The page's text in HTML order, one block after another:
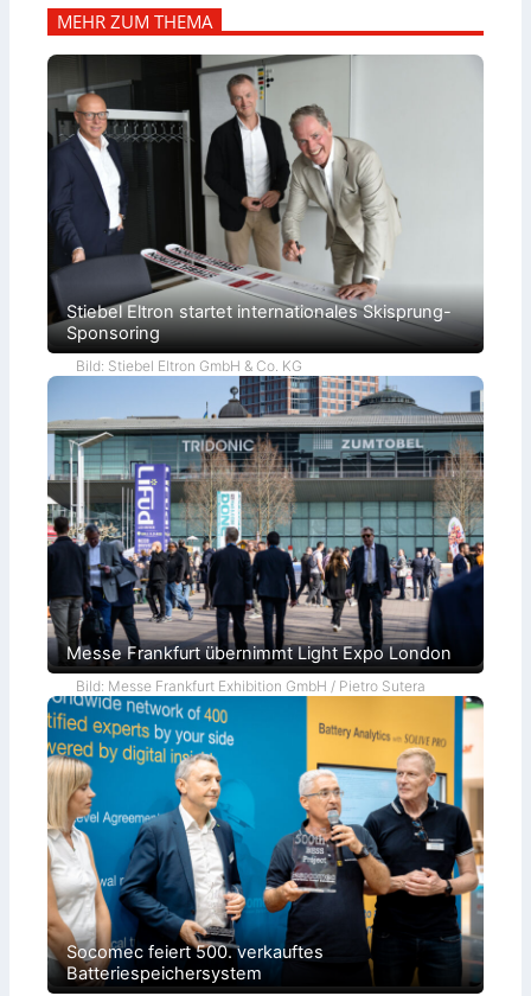
MEHR ZUM THEMA
Stiebel Eltron startet internationales Skisprung-
Sponsoring
Bild: Stiebel Eltron GmbH & Co. KG
Messe Frankfurt übernimmt Light Expo London
Bild: Messe Frankfurt Exhibition GmbH / Pietro Sutera
Socomec feiert 500. verkauftes
Batteriespeichersystem